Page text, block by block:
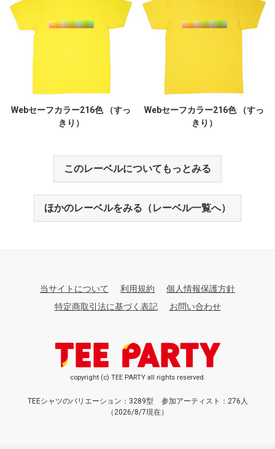
Webセーフカラー216色 （すっ
きり）
Webセーフカラー216色 （すっ
きり）
このレーベルについてもっとみる
ほかのレーベルをみる（レーベル一覧へ）
当サイトについて 利用規約
個人情報保護方針
特定商取引法に基づく表記
お問い合わせ
copyright (c) TEE PARTY all rights reserved.
TEEシャツのバリエーション：3289型
参加アーティスト：276人
（2026/8/7現在）